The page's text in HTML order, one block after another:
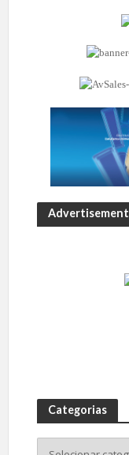
Advertisement
Categorias